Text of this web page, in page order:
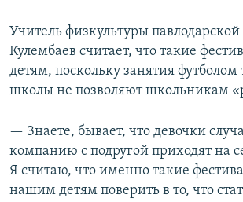
Учитель физкультуры
Кулембаев считает, что такие
детям, поскольку занятия футболом
школы не позволяют школьникам
— Знаете, бывает, что девочки
компанию с подругой приходят на
Я считаю, что именно такие
нашим детям поверить в то, что